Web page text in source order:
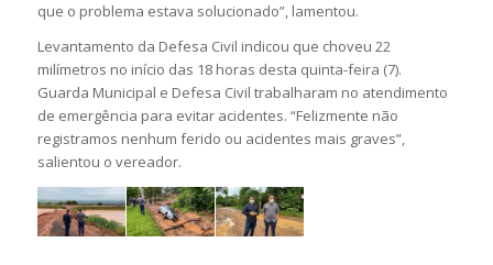
que o problema estava solucionado”, lamentou.
Levantamento da Defesa Civil indicou que choveu 22
milímetros no início das 18 horas desta quinta-feira (7).
Guarda Municipal e Defesa Civil trabalharam no atendimento
de emergência para evitar acidentes. “Felizmente não
registramos nenhum ferido ou acidentes mais graves”,
salientou o vereador.